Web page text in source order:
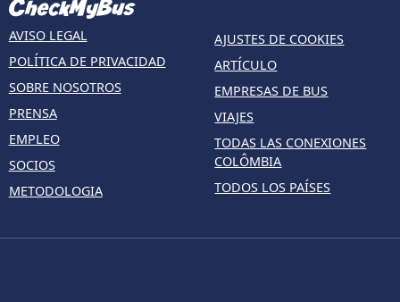
AVISO LEGAL
POLÍTICA DE PRIVACIDAD
SOBRE NOSOTROS
PRENSA
EMPLEO
SOCIOS
METODOLOGIA
AJUSTES DE COOKIES
ARTÍCULO
EMPRESAS DE BUS
VIAJES
TODAS LAS CONEXIONES
COLÔMBIA
TODOS LOS PAÍSES